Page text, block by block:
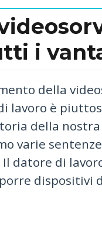
i
della
lavoro è
della
varie
Il datore di
dispositivi